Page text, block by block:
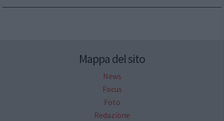
Mappa del sito
News
Focus
Foto
Redazione